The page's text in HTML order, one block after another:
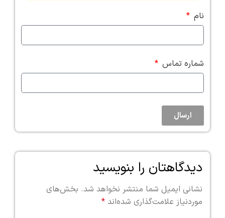
نام
شماره تماس
ارسال
دیدگاهتان را بنویسید
نشانی ایمیل شما منتشر نخواهد شد. بخش‌های
موردنیاز علامت‌گذاری شده‌اند *